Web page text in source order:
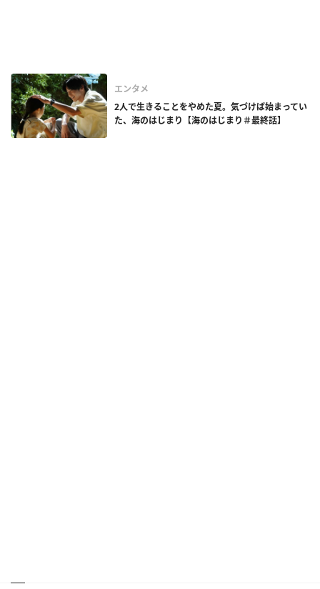
エンタメ
2人で生きることをやめた夏。気づけば始まってい
た、海のはじまり【海のはじまり＃最終話】